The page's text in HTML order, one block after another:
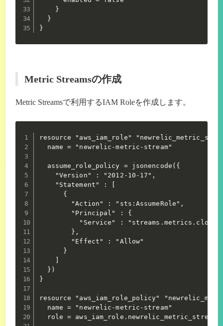
    }
  }
}
Metric Streamsの作成
Metric Streamsで利用するIAM Roleを作成します。
resource "aws_iam_role"
  name = "newrelic-metric-stream"
  assume_role_policy = jsonencode({
    "Version" : "2012-10-17",
    "Statement" : [
      {
        "Action" : "sts:AssumeRole",
        "Principal" : {
"Service" :
        },
        "Effect" : "Allow"
      }
    ]
  })
}
resource "aws_iam_role_policy"
  name = "newrelic-metric-stream"
role =